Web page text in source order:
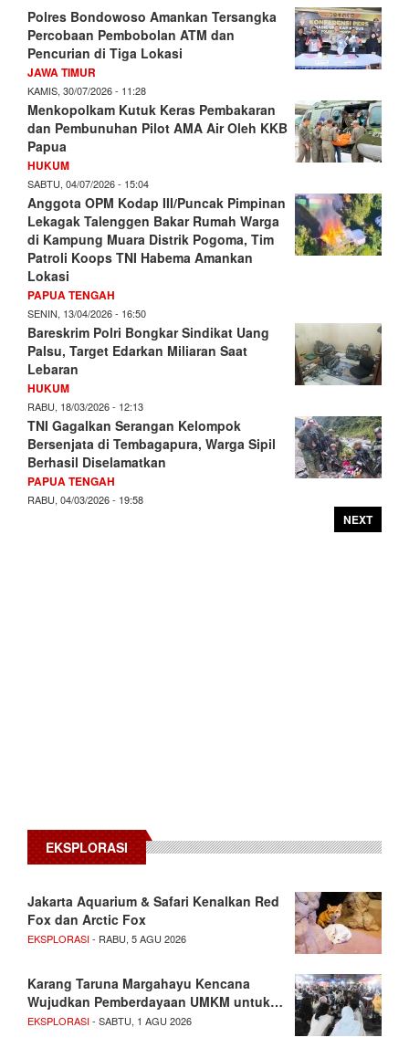
Polres Bondowoso Amankan Tersangka
Percobaan Pembobolan ATM dan
Pencurian di Tiga Lokasi
JAWA TIMUR
KAMIS, 30/07/2026 - 11:28
Menkopolkam Kutuk Keras Pembakaran
dan Pembunuhan Pilot AMA Air Oleh KKB
Papua
HUKUM
SABTU, 04/07/2026 - 15:04
Anggota OPM Kodap III/Puncak Pimpinan
Lekagak Talenggen Bakar Rumah Warga
di Kampung Muara Distrik Pogoma, Tim
Patroli Koops TNI Habema Amankan
Lokasi
PAPUA TENGAH
SENIN, 13/04/2026 - 16:50
Bareskrim Polri Bongkar Sindikat Uang
Palsu, Target Edarkan Miliaran Saat
Lebaran
HUKUM
RABU, 18/03/2026 - 12:13
TNI Gagalkan Serangan Kelompok
Bersenjata di Tembagapura, Warga Sipil
Berhasil Diselamatkan
PAPUA TENGAH
RABU, 04/03/2026 - 19:58
NEXT
EKSPLORASI
Jakarta Aquarium & Safari Kenalkan Red
Fox dan Arctic Fox
EKSPLORASI- RABU, 5 AGU 2026
Karang Taruna Margahayu Kencana
Wujudkan Pemberdayaan UMKM untuk…
EKSPLORASI- SABTU, 1 AGU 2026